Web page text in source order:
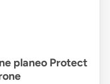
planeo Protect